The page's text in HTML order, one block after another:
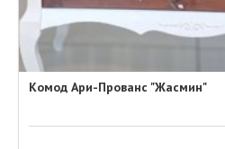
Комод Ари-Прованс "Жасмин"